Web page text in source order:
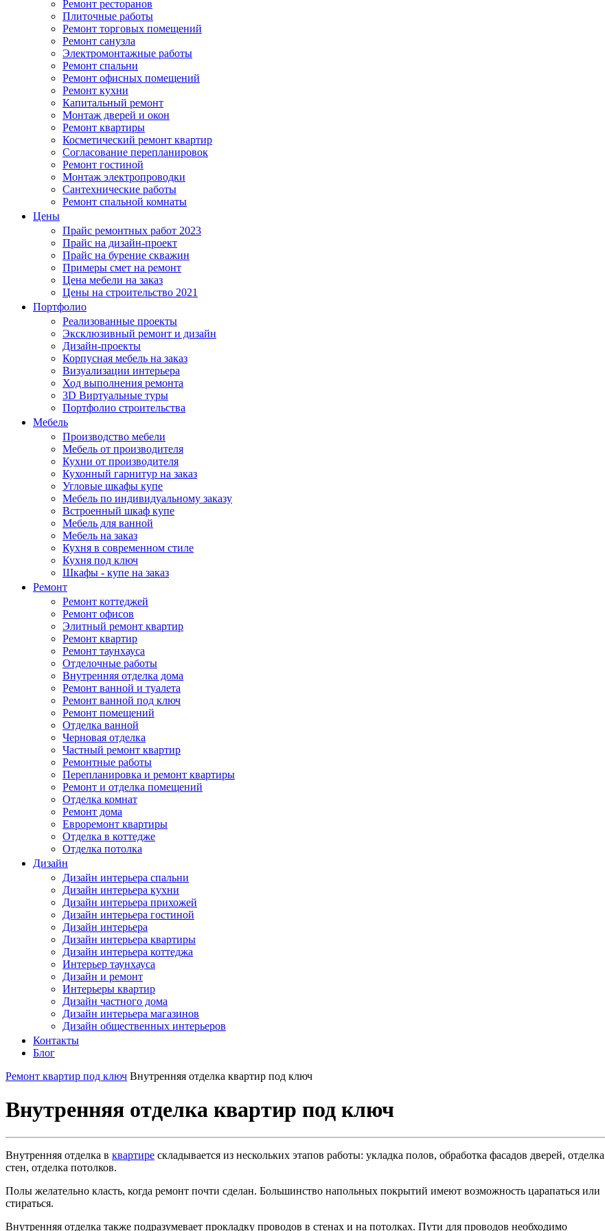
Ремонт ресторанов
Плиточные работы
Ремонт торговых помещений
Ремонт санузла
Электромонтажные работы
Ремонт спальни
Ремонт офисных помещений
Ремонт кухни
Капитальный ремонт
Монтаж дверей и окон
Ремонт квартиры
Косметический ремонт квартир
Согласование перепланировок
Ремонт гостиной
Монтаж электропроводки
Сантехнические работы
Ремонт спальной комнаты
Цены
Прайс ремонтных работ 2023
Прайс на дизайн-проект
Прайс на бурение скважин
Примеры смет на ремонт
Цена мебели на заказ
Цены на строительство 2021
Портфолио
Реализованные проекты
Эксклюзивный ремонт и дизайн
Дизайн-проекты
Корпусная мебель на заказ
Визуализации интерьера
Ход выполнения ремонта
3D Виртуальные туры
Портфолио строительства
Мебель
Производство мебели
Мебель от производителя
Кухни от производителя
Кухонный гарнитур на заказ
Угловые шкафы купе
Мебель по индивидуальному заказу
Встроенный шкаф купе
Мебель для ванной
Мебель на заказ
Кухня в современном стиле
Кухня под ключ
Шкафы - купе на заказ
Ремонт
Ремонт коттеджей
Ремонт офисов
Элитный ремонт квартир
Ремонт квартир
Ремонт таунхауса
Отделочные работы
Внутренняя отделка дома
Ремонт ванной и туалета
Ремонт ванной под ключ
Ремонт помещений
Отделка ванной
Черновая отделка
Частный ремонт квартир
Ремонтные работы
Перепланировка и ремонт квартиры
Ремонт и отделка помещений
Отделка комнат
Ремонт дома
Евроремонт квартиры
Отделка в коттедже
Отделка потолка
Дизайн
Дизайн интерьера спальни
Дизайн интерьера кухни
Дизайн интерьера прихожей
Дизайн интерьера гостиной
Дизайн интерьера
Дизайн интерьера квартиры
Дизайн интерьера коттеджа
Интерьер таунхауса
Дизайн и ремонт
Интерьеры квартир
Дизайн частного дома
Дизайн интерьера магазинов
Дизайн общественных интерьеров
Контакты
Блог
Ремонт квартир под ключ Внутренняя отделка квартир под ключ
Внутренняя отделка квартир под ключ
Внутренняя отделка в квартире складывается из нескольких этапов работы: укладка полов, обработка фасадов дверей, отделка
стен, отделка потолков.
Полы желательно класть, когда ремонт почти сделан. Большинство напольных покрытий имеют возможность царапаться или
стираться.
Внутренняя отделка также подразумевает прокладку проводов в стенах и на потолках. Пути для проводов необходимо